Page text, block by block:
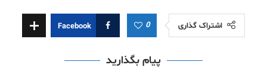
اشتراک گذاری 0
Facebook
پیام بگذارید